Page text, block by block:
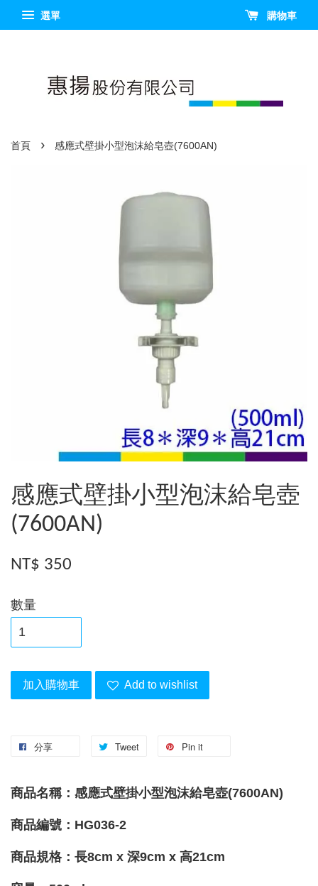
選單 購物車
首頁 › 感應式壁掛小型泡沫給皂壺(7600AN)
感應式壁掛小型泡沫給皂壺
(7600AN)
NT$ 350
數量
加入購物車 Add to wishlist
分享 Tweet Pin it
商品名稱：感應式壁掛小型泡沫給皂壺(7600AN)
商品編號：HG036-2
商品規格：長8cm x 深9cm x 高21cm